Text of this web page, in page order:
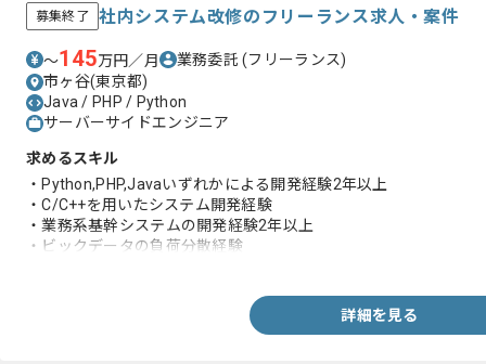
募集終了 社内システム改修のフリーランス求人・案件
〜145万円／月 業務委託(フリーランス)
市ヶ谷(東京都)
Java / PHP / Python
サーバーサイドエンジニア
求めるスキル
・Python,PHP,Javaいずれかによる開発経験2年以上
・C/C++を用いたシステム開発経験
・業務系基幹システムの開発経験2年以上
・ビックデータの負荷分散経験
詳細を見る